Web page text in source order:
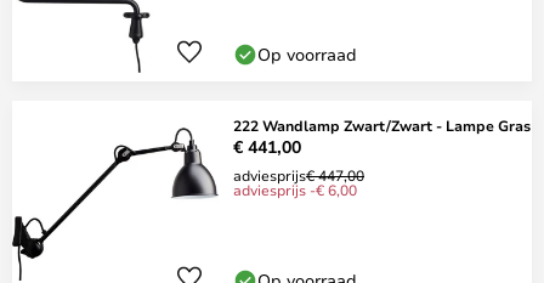
Op voorraad
222 Wandlamp Zwart/Zwart - Lampe Gras
€ 441,00
adviesprijs€ 447,00
adviesprijs -€ 6,00